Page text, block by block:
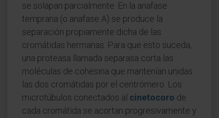
se solapan parcialmente. En la anafase
temprana (o anafase A) se produce la
separación propiamente dicha de las
cromátidas hermanas. Para que esto suceda,
una proteasa llamada separasa corta las
moléculas de cohesina que mantenían unidas
las dos cromátidas por el centrómero. Los
microtúbulos conectados al cinetocoro de
cada cromátida se acortan progresivamente y